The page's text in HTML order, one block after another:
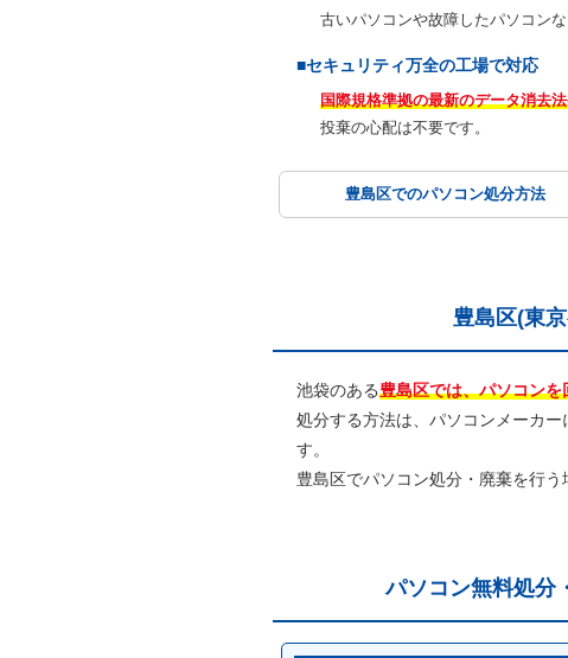
古いパソコンや故障したパソコンな
■セキュリティ万全の工場で対応
国際規格準拠の最新のデータ消去
投棄の心配は不要です。
豊島区でのパソコン処分方法
豊島区(東
池袋のある豊島区では、パソコン
処分する方法は、パソコンメーカ
す。
豊島区でパソコン処分・廃棄を行
パソコン無料処分